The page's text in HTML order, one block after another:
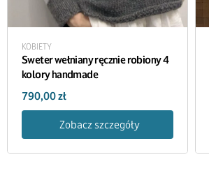
KOBIETY
Sweter wełniany ręcznie robiony 4
kolory handmade
790,00zł
Zobacz szczegóły